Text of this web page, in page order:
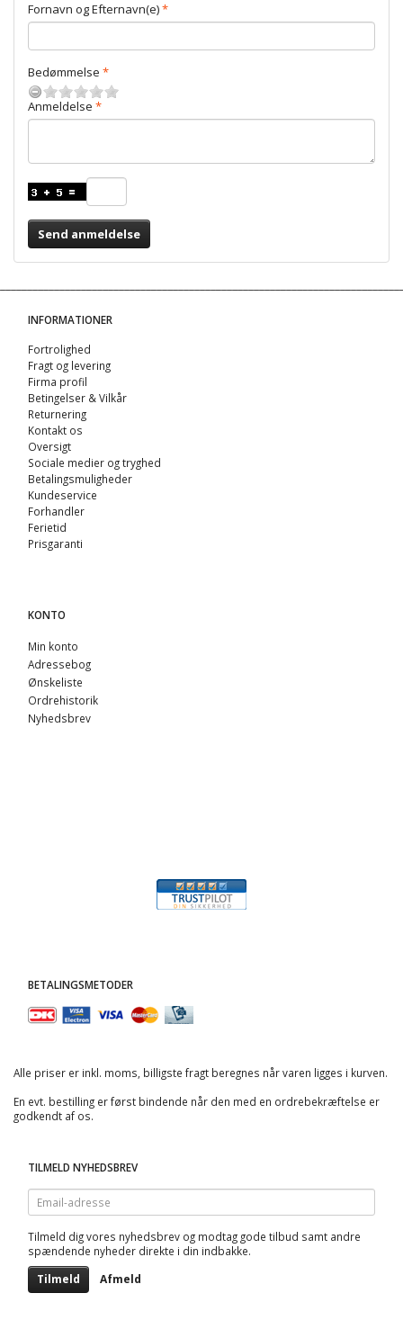
Fornavn og Efternavn(e)
Bedømmelse
Anmeldelse
Send anmeldelse
INFORMATIONER
Fortrolighed
Fragt og levering
Firma profil
Betingelser & Vilkår
Returnering
Kontakt os
Oversigt
Sociale medier og tryghed
Betalingsmuligheder
Kundeservice
Forhandler
Ferietid
Prisgaranti
KONTO
Min konto
Adressebog
Ønskeliste
Ordrehistorik
Nyhedsbrev
BETALINGSMETODER
Alle priser er inkl. moms, billigste fragt beregnes når varen ligges i kurven.
En evt. bestilling er først bindende når den med en ordrebekræftelse er
godkendt af os.
TILMELD NYHEDSBREV
Email-
adresse
Tilmeld dig vores nyhedsbrev og modtag gode tilbud samt andre
spændende nyheder direkte i din indbakke.
Tilmeld Afmeld